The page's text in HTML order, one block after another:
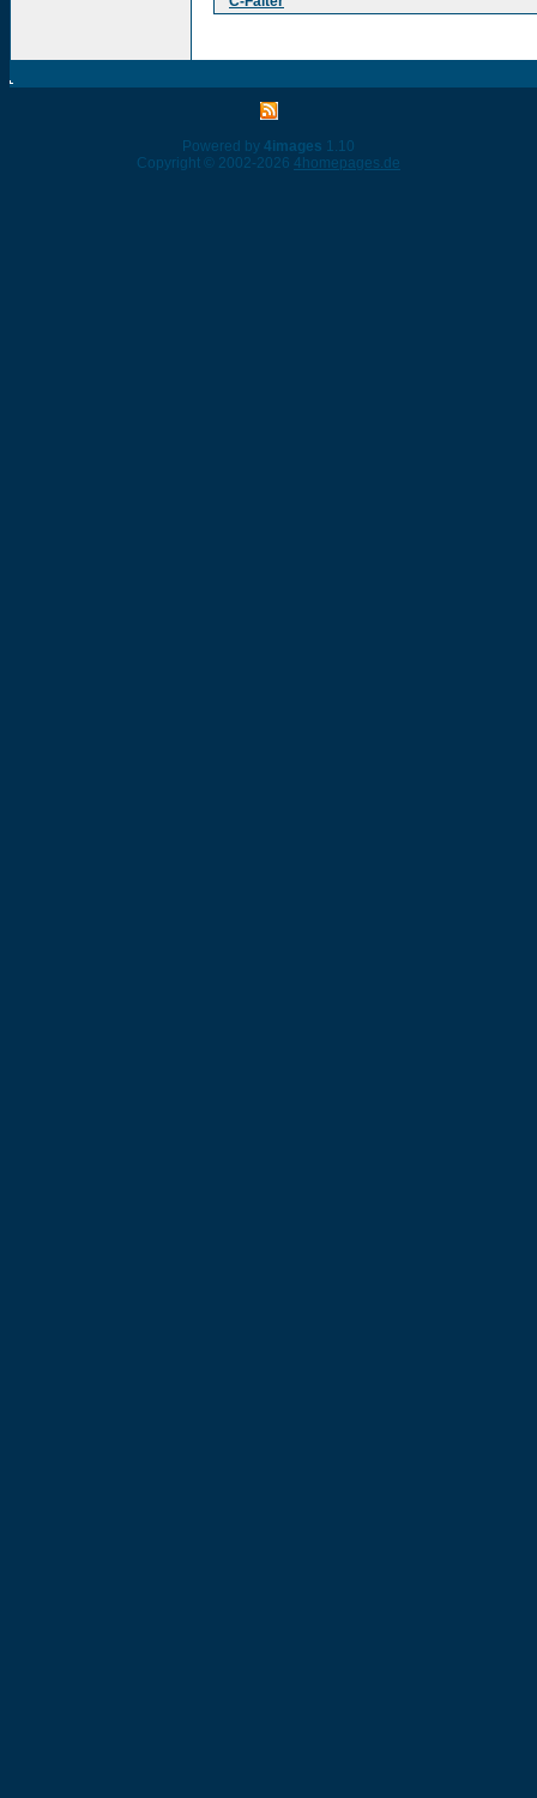
Powered by 4images 1.10
Copyright © 2002-2026 4homepages.de